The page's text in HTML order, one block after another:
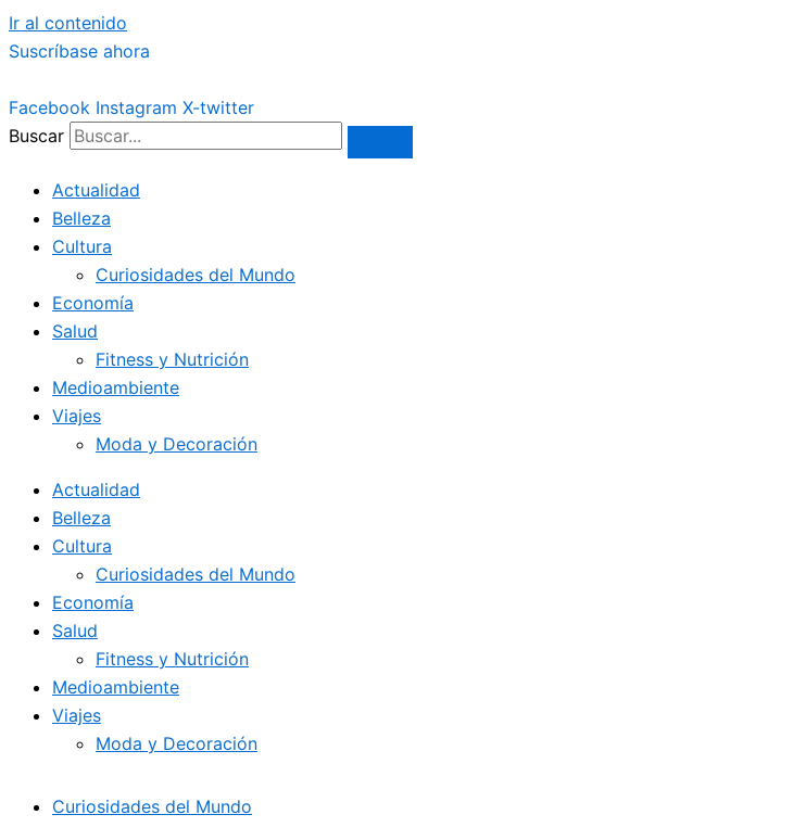
Ir al contenido
Suscríbase ahora
Facebook Instagram X-twitter
Buscar
Actualidad
Belleza
Cultura
Curiosidades del Mundo
Economía
Salud
Fitness y Nutrición
Medioambiente
Viajes
Moda y Decoración
Actualidad
Belleza
Cultura
Curiosidades del Mundo
Economía
Salud
Fitness y Nutrición
Medioambiente
Viajes
Moda y Decoración
Curiosidades del Mundo